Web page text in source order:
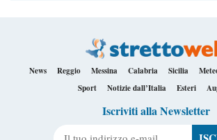
News Reggio Messina Calabria Sicilia
Sport
Notizie dall’Italia Esteri
Iscriviti alla Newsletter